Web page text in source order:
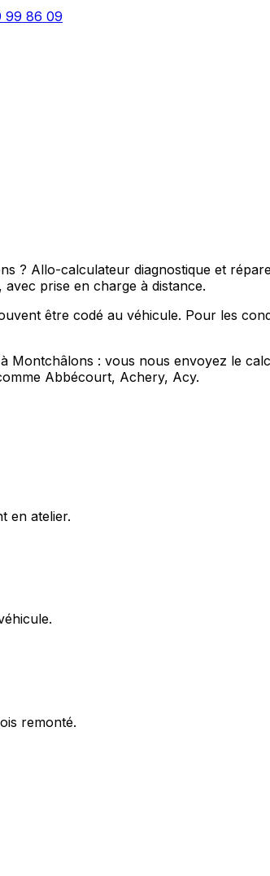
99 86 09
? Allo-calculateur diagnostique et
prise en charge à distance.
être codé au véhicule. Pour les
Montchâlons : vous nous envoyez le
Abbécourt, Achery, Acy.
en atelier.
remonté.